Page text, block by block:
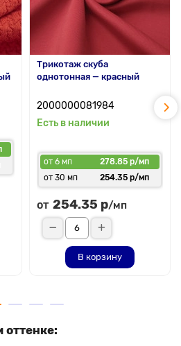
Трикотаж скуба
однотонная — красный
2000000081984
Есть в наличии
от 6 мп
278.85 р/мп
от 30 мп
254.35 р/мп
от 254.35 р/мп
В корзину
оттенке: